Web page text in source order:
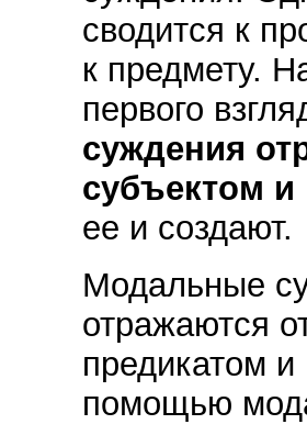
сводится к
к предмету.
первого
суждения
субъектом и
ее и создают.
Модальные
отражаются
предикатом
помощью